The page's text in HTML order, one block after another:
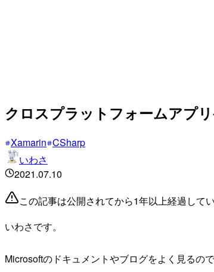
クロスプラットフォームアプ
Xamarin CSharp
いわさ
2021.07.10
この記事は公開されてから1年以上経過して
いわさです。
Microsoftのドキュメントやブログをよく見るの